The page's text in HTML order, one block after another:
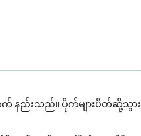
ထက် နည်းသည်။ ပိုက်များပိတ်ဆို့သွား